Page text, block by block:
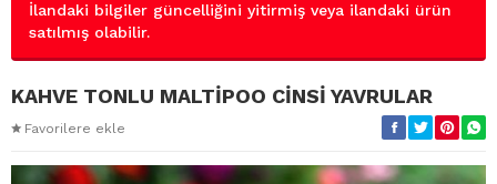
İlandaki bilgiler güncelliğini yitirmiş veya ilandaki ürün
satılmış olabilir.
KAHVE TONLU MALTİPOO CİNSİ YAVRULAR
Favorilere ekle